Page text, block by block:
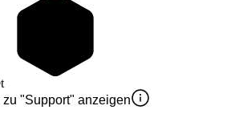
"Support" anzeigen